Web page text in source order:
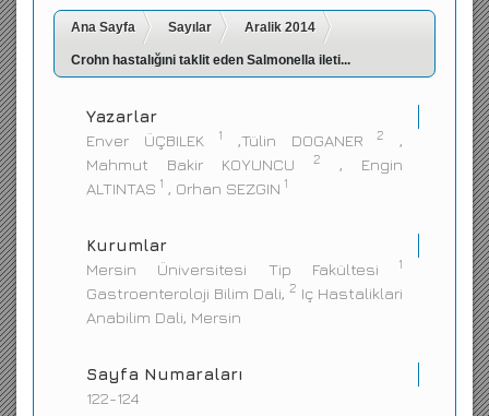
İletişim
Ana Sayfa Sayılar Aralik 2014
Crohn hastalığıni taklit eden Salmonella ileti...
Yazarlar
Enver ÜÇBILEK
1 ,Tülin DOGANER 2
,
Mahmut Bakir KOYUNCU
2
, Engin
ALTINTAS 1 , Orhan SEZGIN 1
Kurumlar
Mersin Üniversitesi Tip Fakültesi 1
Gastroenteroloji Bilim Dali, 2 Iç Hastaliklari
Anabilim Dali, Mersin
Sayfa Numaraları
122-124